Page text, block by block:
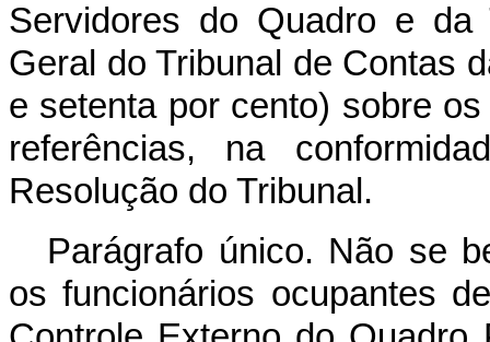
Servidores do Quadro e da
Geral do Tribunal de Contas
e setenta por cento) sobre
referências, na
Resolução do Tribunal.
Parágrafo único. Não se
os funcionários ocupantes